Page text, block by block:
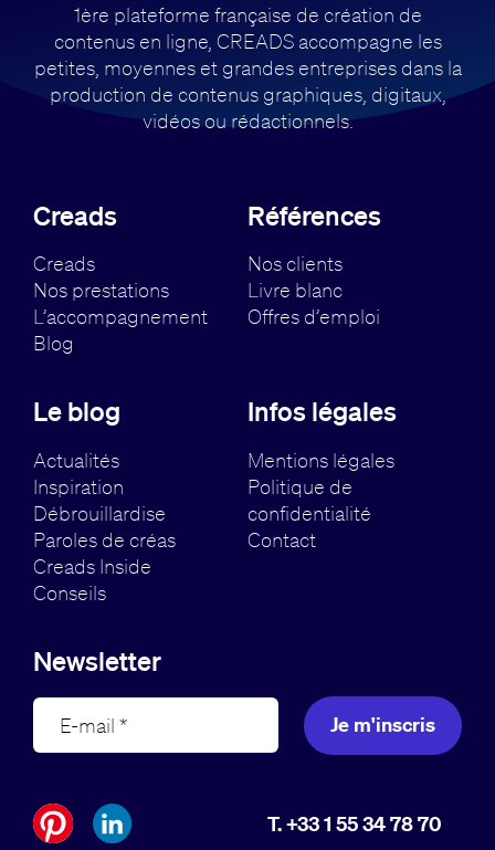
1ère plateforme française de création de
contenus en ligne, CREADS accompagne les
petites, moyennes et grandes entreprises dans la
production de contenus graphiques, digitaux,
vidéos ou rédactionnels.
Creads
Creads
Nos prestations
L’accompagnement
Blog
Références
Nos clients
Livre blanc
Offres d’emploi
Le blog
Actualités
Inspiration
Débrouillardise
Paroles de créas
Creads Inside
Conseils
Infos légales
Mentions légales
Politique de
confidentialité
Contact
Newsletter
Je m'inscris
T. +33 1 55 34 78 70